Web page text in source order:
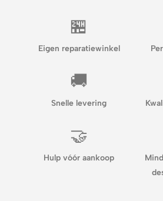
🏪
Eigen reparatiewinkel
🚚
Snelle levering
🤝
Hulp vóór aankoop